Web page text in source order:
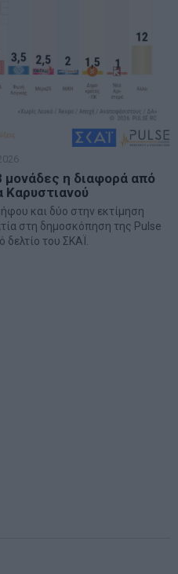
μονάδες η διαφορά από
και δύο στην εκτίμηση
στη δημοσκόπηση της Pulse
του ΣKAΪ.